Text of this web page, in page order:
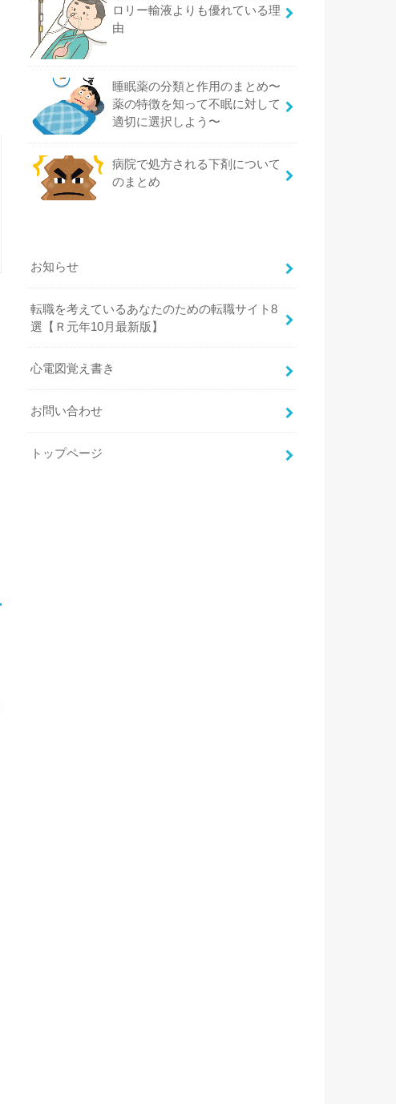
ロリー輸液よりも優れている理
由
睡眠薬の分類と作用のまとめ〜
薬の特徴を知って不眠に対して
適切に選択しよう〜
病院で処方される下剤について
のまとめ
お知らせ
転職を考えているあなたのための転職サイト8
選【Ｒ元年10月最新版】
心電図覚え書き
お問い合わせ
トップページ